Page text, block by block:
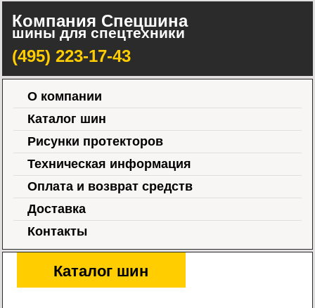
Компания Спецшина
шины для спецтехники
(495) 223-17-43
О компании
Каталог шин
Рисунки протекторов
Техническая информация
Оплата и возврат средств
Доставка
Контакты
Каталог шин